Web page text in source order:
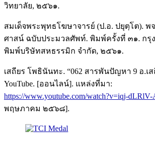
วิทยาลัย, ๒๕๖๑.
สมเด็จพระพุทธโฆษาจารย์ (ป.อ. ปยุตฺโต).
ศาสน์ ฉบับประมวลศัพท์. พิมพ์ครั้งที่ ๓๑. กรุ
พิมพ์บริษัทสหธรรมิก จำกัด, ๒๕๖๑.
เสถียร โพธินันทะ. “062 สารพันปัญหา 9 อ.เ
YouTube. [ออนไลน์]. แหล่งที่มา:
https://www.youtube.com/watch?v=iqj-
พฤษภาคม ๒๕๖๘].